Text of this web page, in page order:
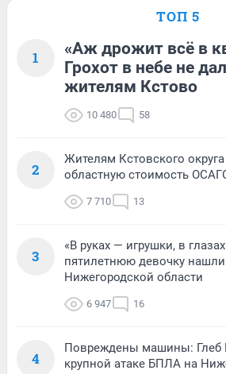
ТОП 5
1
«Аж дрожит всё в
Грохот в небе не
жителям Кстово
10 480 58
2
Жителям Кстовского округа
областную стоимость
7 710 13
3
«В руках — игрушки, в
пятилетнюю девочку нашли
Нижегородской области
6 947 16
4
Повреждены машины: Глеб
крупной атаке БПЛА на